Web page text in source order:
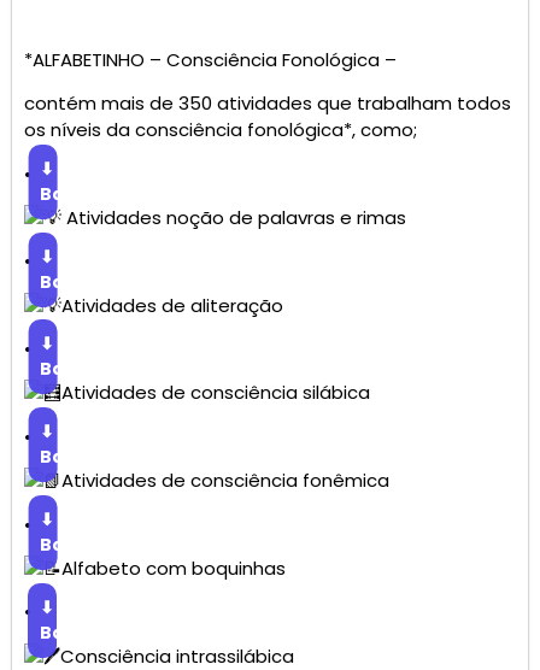
*ALFABETINHO – Consciência Fonológica –
contém mais de 350 atividades que trabalham todos
os níveis da consciência fonológica*, como;
• ⬇
Baixar
Atividades noção de palavras e rimas
• ⬇
Baixar
Atividades de aliteração
• ⬇
Baixar
Atividades de consciência silábica
• ⬇
Baixar
Atividades de consciência fonêmica
• ⬇
Baixar
Alfabeto com boquinhas
• ⬇
Baixar
Consciência intrassilábica